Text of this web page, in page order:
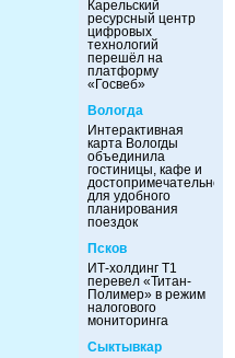
Карельский
ресурсный центр
цифровых
технологий
перешёл на
платформу
«Госвеб»
Вологда
Интерактивная
карта Вологды
объединила
гостиницы, кафе и
достопримечательности
для удобного
планирования
поездок
Псков
ИТ-холдинг Т1
перевел «Титан-
Полимер» в режим
налогового
мониторинга
Сыктывкар